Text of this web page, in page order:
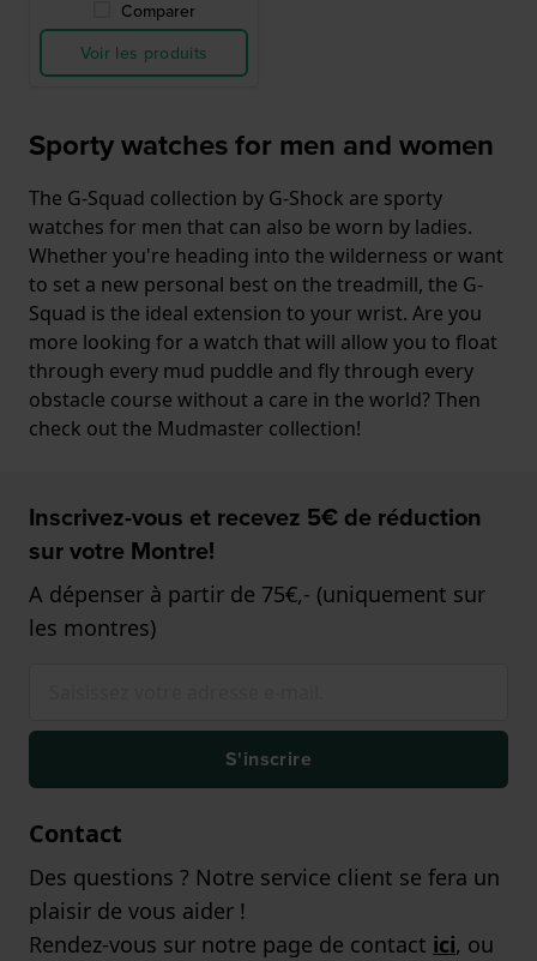
Comparer
Voir les produits
Sporty watches for men and women
The G-Squad collection by G-Shock are sporty
watches for men that can also be worn by ladies.
Whether you're heading into the wilderness or want
to set a new personal best on the treadmill, the G-
Squad is the ideal extension to your wrist. Are you
more looking for a watch that will allow you to float
through every mud puddle and fly through every
obstacle course without a care in the world? Then
check out the Mudmaster collection!
Inscrivez-vous et recevez 5€ de réduction
sur votre Montre!
A dépenser à partir de 75€,- (uniquement sur
les montres)
S'inscrire
Contact
Des questions ? Notre service client se fera un
plaisir de vous aider !
Rendez-vous sur notre page de contact ici, ou